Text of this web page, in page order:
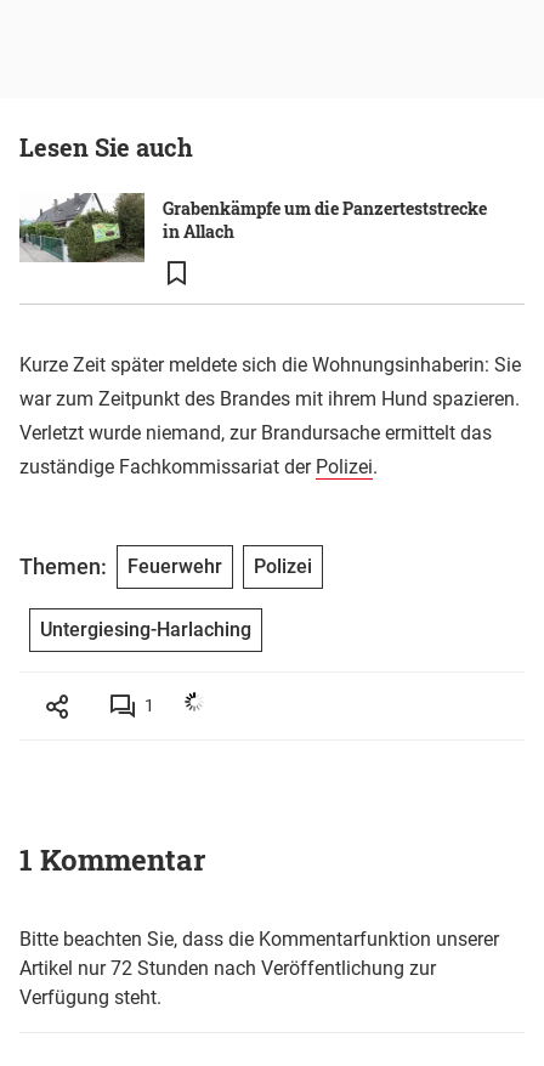
Lesen Sie auch
Grabenkämpfe um die Panzerteststrecke
in Allach
Kurze Zeit später meldete sich die Wohnungsinhaberin: Sie
war zum Zeitpunkt des Brandes mit ihrem Hund spazieren.
Verletzt wurde niemand, zur Brandursache ermittelt das
zuständige Fachkommissariat der Polizei.
Themen: Feuerwehr Polizei
Untergiesing-Harlaching
1
1 Kommentar
Bitte beachten Sie, dass die Kommentarfunktion unserer
Artikel nur 72 Stunden nach Veröffentlichung zur
Verfügung steht.